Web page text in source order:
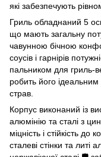
які забезпечують
Гриль обладнаний 5
що мають загальну
чавунною бічною
соусів і гарнірів
пальником для гриль-
робить його
страв.
Корпус виконаний із
алюмінію та сталі з
міцність і стійкість до
сталеві стінки та литі